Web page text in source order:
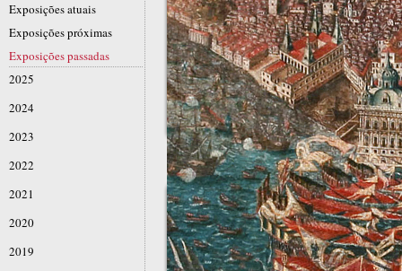
Exposições atuais
Exposições próximas
Exposições passadas
2025
2024
2023
2022
2021
2020
2019